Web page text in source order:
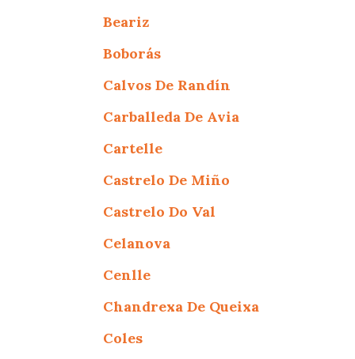
Beariz
Boborás
Calvos De Randín
Carballeda De Avia
Cartelle
Castrelo De Miño
Castrelo Do Val
Celanova
Cenlle
Chandrexa De Queixa
Coles